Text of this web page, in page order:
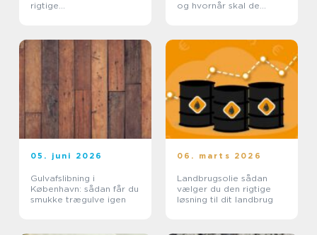
rigtige
og hvornår skal de
05. juni 2026
Gulvafslibning i
København: sådan får du
smukke trægulve igen
06. marts 2026
Landbrugsolie sådan
vælger du den rigtige
løsning til dit landbrug